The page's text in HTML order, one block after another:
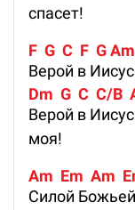
спасет!
F  G  C  F  G Am
Верой в
Dm  G  C  C/B
Верой в
моя!
Am  Em  Am
Силой